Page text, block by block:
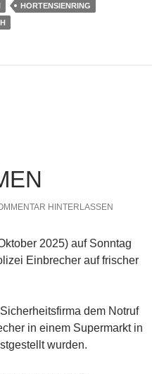
HORTENSIENRING
HINTERLASSEN
2025) auf Sonntag
Einbrecher auf frischer
dem Notruf
in einem Supermarkt in
wurden.